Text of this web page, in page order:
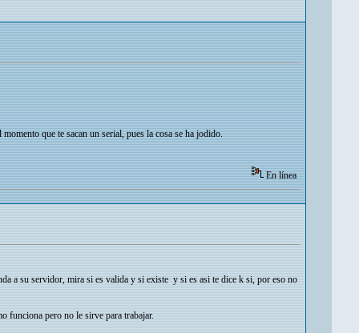
que te sacan un serial, pues la cosa se ha jodido.
En línea
a su servidor, mira si es valida y si existe y si es asi te dice k si, por eso no
funciona pero no le sirve para trabajar.